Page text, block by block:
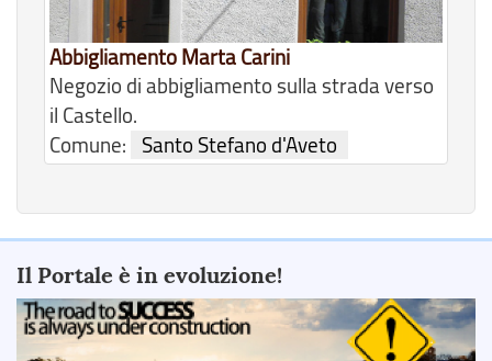
Abbigliamento Marta Carini
Negozio di abbigliamento sulla strada verso
il Castello.
Comune:
Santo Stefano d'Aveto
Il Portale è in evoluzione!